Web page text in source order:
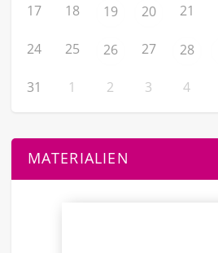
17 18 19 20 21
24 25 26 27 28
31 1 2 3 4
MATERIALIEN